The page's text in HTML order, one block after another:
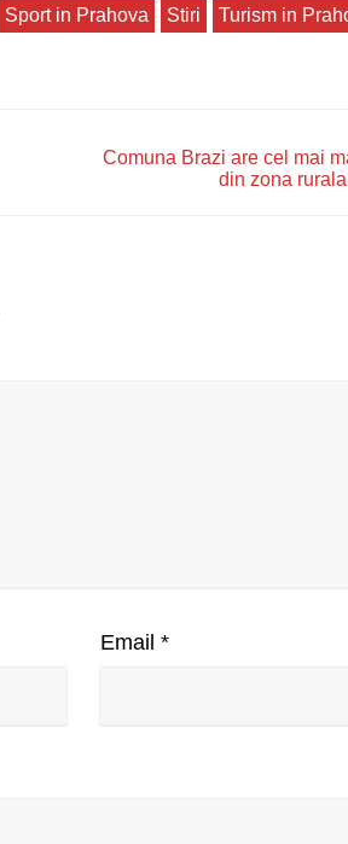
Sport in Prahova Stiri Turism in
Comuna Brazi are cel mai
din zona
Email*